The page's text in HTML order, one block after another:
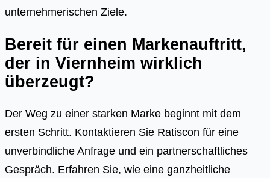
unternehmerischen Ziele.
Bereit für einen Markenauftritt,
der in Viernheim wirklich
überzeugt?
Der Weg zu einer starken Marke beginnt mit dem
ersten Schritt. Kontaktieren Sie Ratiscon für eine
unverbindliche Anfrage und ein partnerschaftliches
Gespräch. Erfahren Sie, wie eine ganzheitliche